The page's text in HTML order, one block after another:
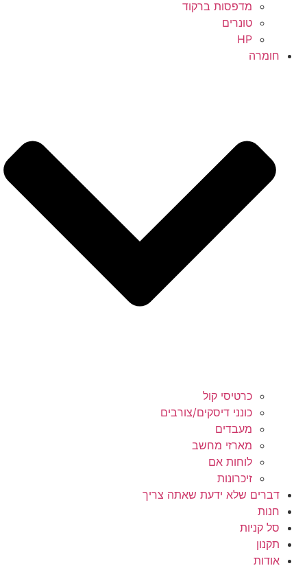
מדפסות ברקוד
טונרים
HP
חומרה
כרטיסי קול
כונני דיסקים/צורבים
מעבדים
מארזי מחשב
לוחות אם
זיכרונות
דברים שלא ידעת שאתה צריך
חנות
סל קניות
תקנון
אודות